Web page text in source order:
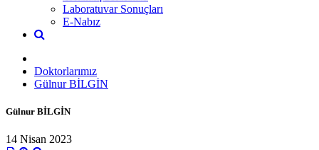
Laboratuvar Sonuçları
E-Nabız
Doktorlarımız
Gülnur BİLGİN
Gülnur BİLGİN
14 Nisan 2023